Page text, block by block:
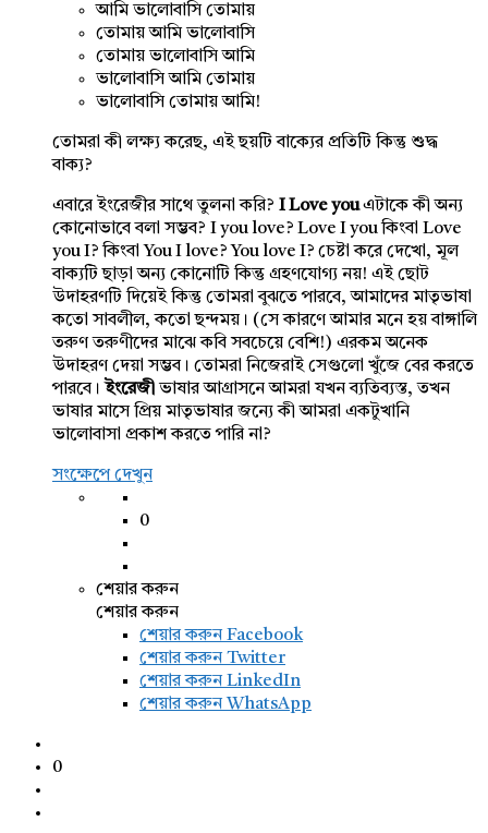
আমি ভালোবাসি তোমায়
তোমায় আমি ভালোবাসি
তোমায় ভালোবাসি আমি
ভালোবাসি আমি তোমায়
ভালোবাসি তোমায় আমি!
তোমরা কী লক্ষ্য করেছ, এই ছয়টি বাক্যের প্রতিটি কিন্তু শুদ্ধ
বাক্য?
এবারে ইংরেজীর সাথে তুলনা করি? I Love youএটাকে কী অন্য
কোনোভাবে বলা সম্ভব? I you love? Love I you কিংবা Love
you I? কিংবা You I love? You love I? চেষ্টা করে দেখো, মূল
বাক্যটি ছাড়া অন্য কোনোটি কিন্তু গ্রহণযোগ্য নয়! এই ছোট
উদাহরণটি দিয়েই কিন্তু তোমরা বুঝতে পারবে, আমাদের মাতৃভাষা
কতো সাবলীল, কতো ছন্দময়। (সে কারণে আমার মনে হয় বাঙ্গালি
তরুণ তরুণীদের মাঝে কবি সবচেয়ে বেশি!) এরকম অনেক
উদাহরণ দেয়া সম্ভব। তোমরা নিজেরাই সেগুলো খুঁজে বের করতে
পারবে। ইংরেজীভাষার আগ্রাসনে আমরা যখন ব্যতিব্যস্ত, তখন
ভাষার মাসে প্রিয় মাতৃভাষার জন্যে কী আমরা একটুখানি
ভালোবাসা প্রকাশ করতে পারি না?
সংক্ষেপে দেখুন
0
শেয়ার করুন
শেয়ার করুন
শেয়ার করুনFacebook
শেয়ার করুন Twitter
শেয়ার করুন LinkedIn
শেয়ার করুন WhatsApp
0